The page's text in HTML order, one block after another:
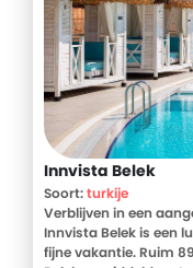
Innvista Belek
Soort:turkije
Verblijven in een
Innvista Belek is een
fijne vakantie. Ruim